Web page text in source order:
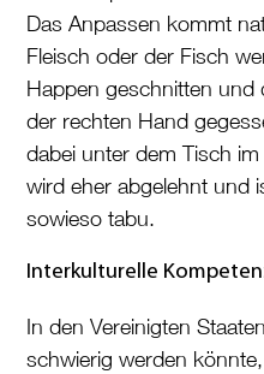
Das Anpassen kommt
Fleisch oder der Fisch
Happen geschnitten und
der rechten Hand
dabei unter dem Tisch
wird eher abgelehnt und
sowieso tabu.
Interkulturelle
In den Vereinigten
schwierig werden